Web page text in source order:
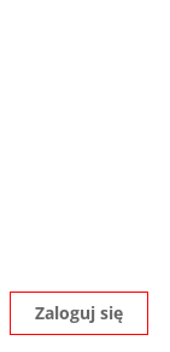
Zaloguj się